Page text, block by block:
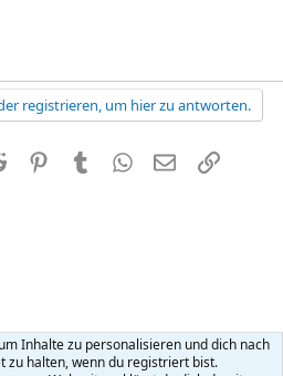
registrieren, um hier zu antworten.
Reddit PinterestTumblr WhatsApp
E-MailLink
Inhalte zu personalisieren und dich nach
zu halten, wenn du registriert bist.